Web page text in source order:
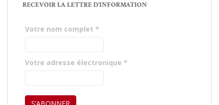
RECEVOIR LA LETTRE D’INFORMATION
Votre nom complet *
Votre adresse électronique *